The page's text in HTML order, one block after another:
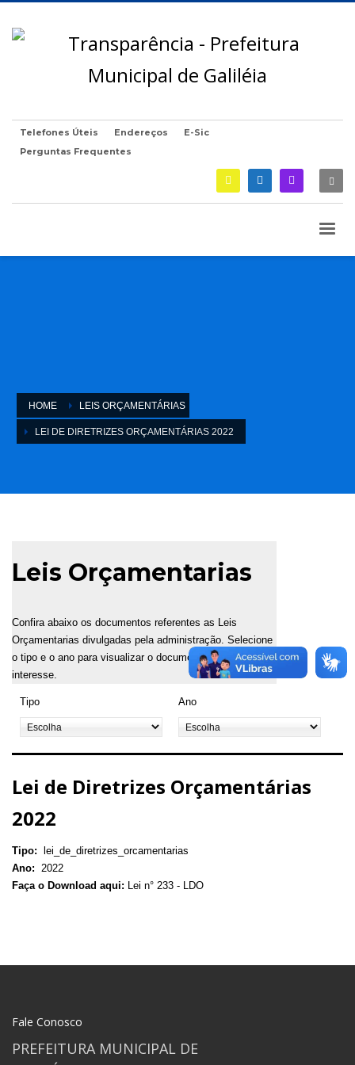
Telefones Úteis Endereços
E-Sic
Perguntas Frequentes
HOME LEIS ORÇAMENTÁRIAS
LEI DE DIRETRIZES ORÇAMENTÁRIAS 2022
Leis Orçamentarias
Confira abaixo os documentos referentes as Leis
Orçamentarias divulgadas pela administração. Selecione
o tipo e o ano para visualizar o documento de seu
interesse.
Tipo Ano
Lei de Diretrizes Orçamentárias
2022
Tipo: lei_de_diretrizes_orcamentarias
Ano:
2022
Faça o Download aqui: Lei n° 233 - LDO
Fale Conosco
PREFEITURA MUNICIPAL DE